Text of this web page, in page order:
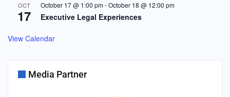
OCT
17
October 17 @ 1:00 pm-October 18 @ 12:00 pm
Executive Legal Experiences
View Calendar
Media Partner